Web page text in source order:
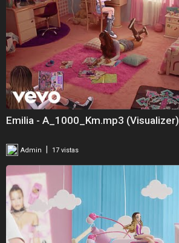
Emilia - A_1000_Km.mp3 (Visualizer)
Admin 17 vistas